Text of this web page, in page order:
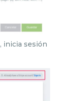
, inicia sesión